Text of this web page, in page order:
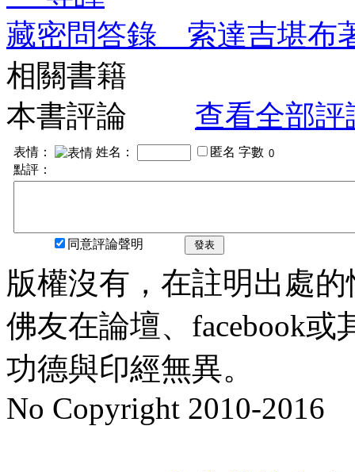
藏密問答錄 索達吉堪布
相關書籍
本書評論
查看全部評
表情： 姓名： 匿名 字數
點評：
同意評論聲明 發表
版權沒有，在註明出處
佛友在論壇、facebook
功德與印經無異。
No Copyright 2010-2016